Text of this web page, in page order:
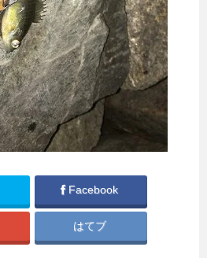
Facebook
はてブ